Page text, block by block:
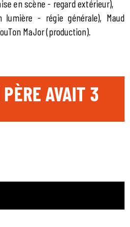
en scène - regard extérieur),
lumière - régie générale), Maud
MaJor (production).
AVAIT 3